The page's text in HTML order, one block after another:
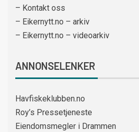
– Kontakt oss
– Eikernytt.no – arkiv
– Eikernytt.no – videoarkiv
ANNONSELENKER
Havfiskeklubben.no
Roy’s Pressetjeneste
Eiendomsmegler i Drammen